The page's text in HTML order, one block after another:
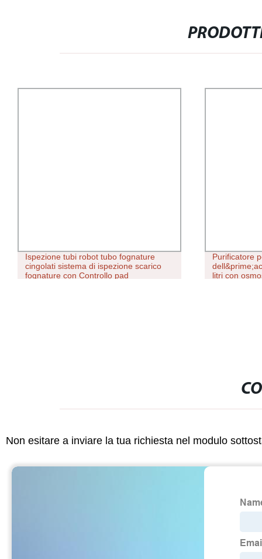
Ispezione tubi robot tubo fognature
cingolati sistema di ispezione scarico
fognature con Controllo pad
Purificatore
litri con
Non esitare a inviare la tua richiesta nel modulo